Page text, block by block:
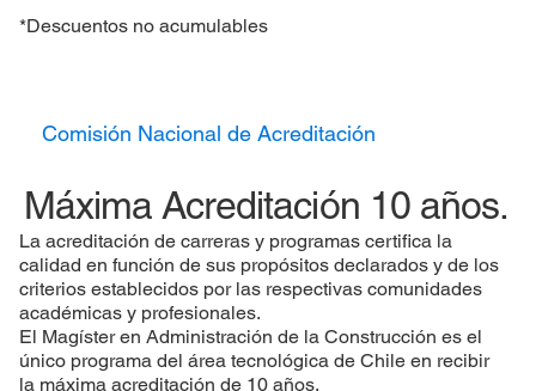
Comisión Nacional de Acreditación
Máxima Acreditación 10 años.
La acreditación de carreras y programas certifica la
calidad en función de sus propósitos declarados y de los
criterios establecidos por las respectivas comunidades
académicas y profesionales.
El Magíster en Administración de la Construcción es el
único programa del área tecnológica de Chile en recibir
la máxima acreditación de 10 años.
*Descuentos no acumulables